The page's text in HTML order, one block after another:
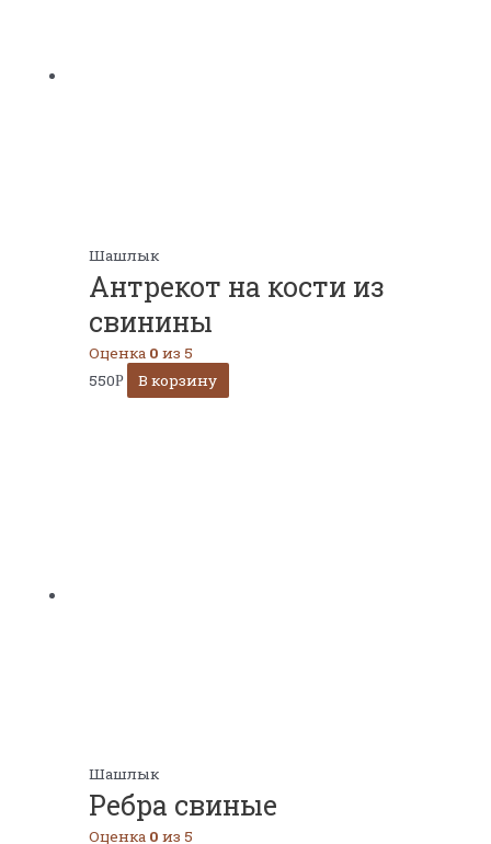
Шашлык
Антрекот на кости из
свинины
Оценка 0 из 5
550Р В корзину
Шашлык
Ребра свиные
Оценка 0 из 5